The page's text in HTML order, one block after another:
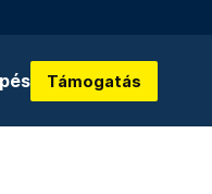
Támogatás